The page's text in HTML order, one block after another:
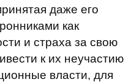
даже его
как
и страха за свою
к их неучастию
власти, для